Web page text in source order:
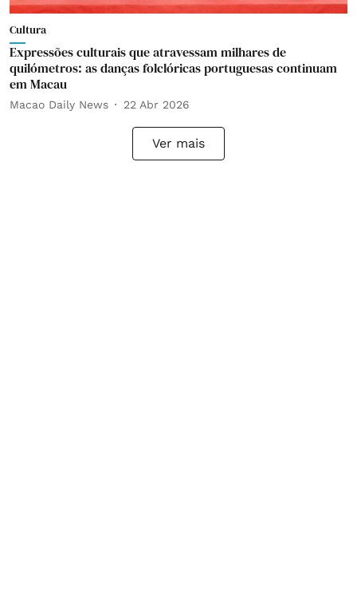
Cultura
Expressões culturais que atravessam milhares de
quilómetros: as danças folclóricas portuguesas continuam
em Macau
Macao Daily News 22 Abr 2026
Ver mais